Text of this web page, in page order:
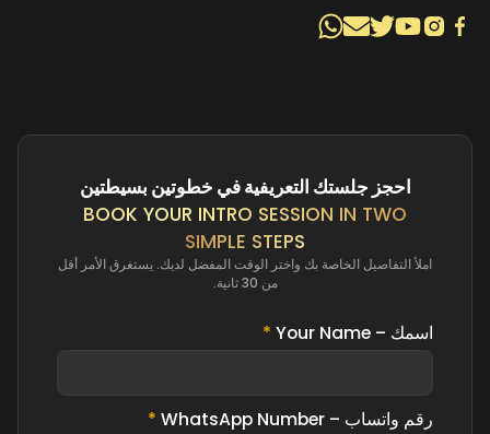
احجز جلستك التعريفية في خطوتين بسيطتين
BOOK YOUR INTRO SESSION IN TWO
SIMPLE STEPS
املأ التفاصيل الخاصة بك واختر الوقت المفضل لديك. يستغرق الأمر أقل
من 30 ثانية.
اسمك – Your Name *
رقم واتساب – WhatsApp Number *